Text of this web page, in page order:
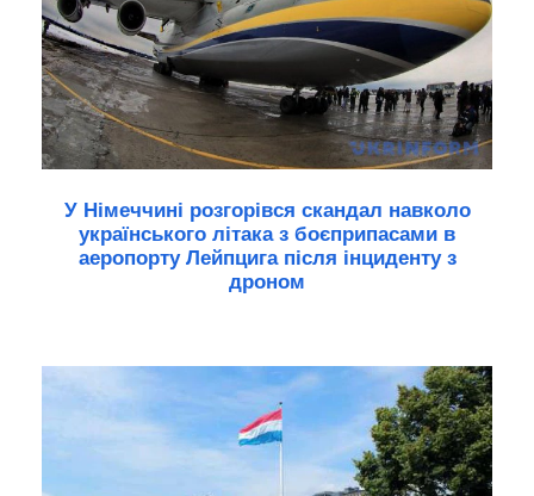
У Німеччині розгорівся скандал навколо
українського літака з боєприпасами в
аеропорту Лейпцига після інциденту з
дроном